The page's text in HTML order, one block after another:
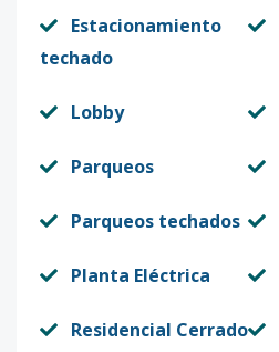
Estacionamiento
techado
Lobby
Parqueos
Parqueos techados
Planta Eléctrica
Residencial Cerrado